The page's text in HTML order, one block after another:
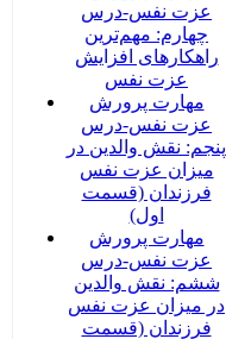
عزت نفس-درس
چهارم: مهم‌ترین
راهکارهای افزایش
عزت نفس
مهارت پرورش
عزت نفس-درس
پنجم: نقش والدین در
میزان عزت نفس
فرزندان (قسمت
اول)
مهارت پرورش
عزت نفس-درس
ششم: نقش والدین
در میزان عزت نفس
فرزندان (قسمت